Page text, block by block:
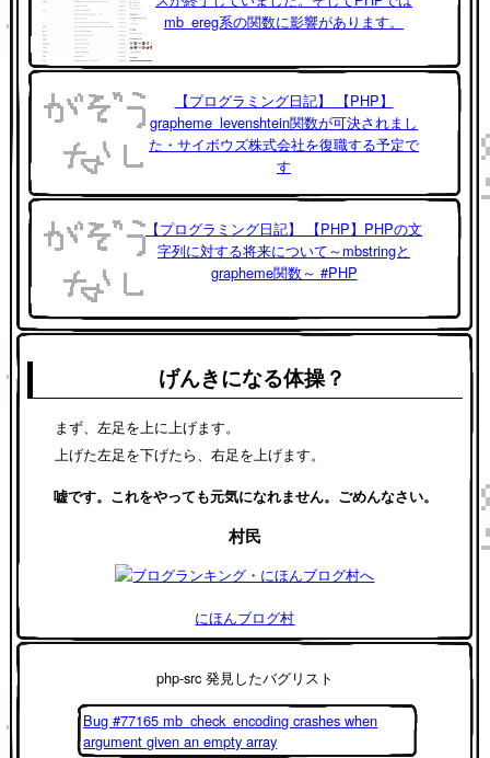
mb_ereg系の関数に影響があります。
【プログラミング日記】 【PHP】
grapheme_levenshtein関数が可決されまし
た・サイボウズ株式会社を復職する予定で
す
【プログラミング日記】 【PHP】PHPの文
字列に対する将来について～mbstringと
grapheme関数～ #PHP
げんきになる体操？
まず、左足を上に上げます。
上げた左足を下げたら、右足を上げます。
嘘です。これをやっても元気になれません。ごめんなさい。
村民
にほんブログ村
php-src 発見したバグリスト
Bug #77165 mb_check_encoding crashes when
argument given an empty array